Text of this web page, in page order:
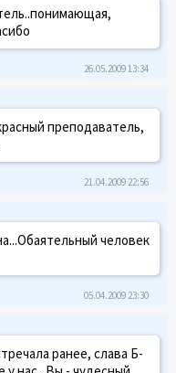
26.05.2009 13:34
преподаватель,
21.04.2009 22:56
человек
05.04.2009 23:30
ранее, слава Б-